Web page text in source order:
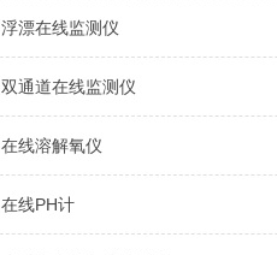
浮漂在线监测仪
双通道在线监测仪
在线溶解氧仪
在线PH计